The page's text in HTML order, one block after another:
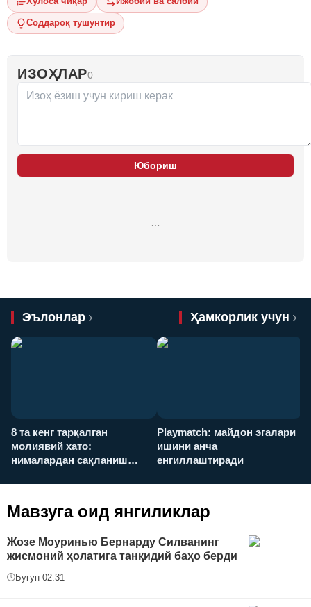
Соддароқ тушунтир
ИЗОҲЛАР0
Юбориш
Эълонлар Ҳамкорлик учун
8 та кенг тарқалган
молиявий хато:
нималардан сақланиш
Playmatch: майдон эгалари
ишини анча
енгиллаштиради
Мавзуга оид янгиликлар
Жозе Моуринью Бернарду Силванинг
жисмоний ҳолатига танқидий баҳо берди
Бугун 02:31